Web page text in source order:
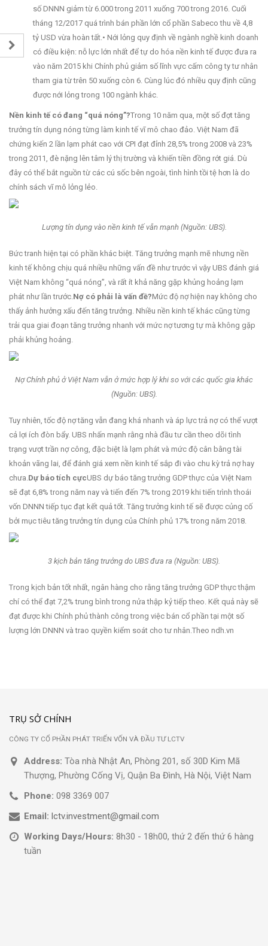
số DNNN giảm từ 6.000 trong 2011 xuống 700 trong 2016. Cuối
tháng 12/2017 quá trình bán phần lớn cổ phần Sabeco thu về 4,8
tỷ USD vừa hoàn tất.• Nới lỏng quy định về ngành nghề kinh doanh
có điều kiện: nỗ lực lớn nhất để tự do hóa nền kinh tế được đưa ra
vào năm 2015 khi Chính phủ giảm số lĩnh vực cấm công ty tư nhân
tham gia từ trên 50 xuống còn 6. Cùng lúc đó nhiều quy định cũng
được nới lỏng trong 100 ngành khác.
Nền kinh tế có đang “quá nóng”?Trong 10 năm qua, một số đợt tăng
trưởng tín dụng nóng từng làm kinh tế vĩ mô chao đảo. Việt Nam đã
chứng kiến 2 lần lạm phát cao với CPI đạt đỉnh 28,5% trong 2008 và 23%
trong 2011, đè nặng lên tâm lý thị trường và khiến tiền đồng rớt giá. Dù
đây có thể bắt nguồn từ các cú sốc bên ngoài, tình hình tồi tệ hơn là do
chính sách vĩ mô lỏng lẻo.
Lượng tín dụng vào nền kinh tế vẫn mạnh (Nguồn: UBS).
Bức tranh hiện tại có phần khác biệt. Tăng trưởng mạnh mẽ nhưng nền
kinh tế không chịu quá nhiều những vấn đề như trước vì vậy UBS đánh giá
Việt Nam không “quá nóng”, và rất ít khả năng gặp khủng hoảng lạm
phát như lần trước.Nợ có phải là vấn đề?Mức độ nợ hiện nay không cho
thấy ảnh hưởng xấu đến tăng trưởng. Nhiều nền kinh tế khác cũng từng
trải qua giai đoạn tăng trưởng nhanh với mức nợ tương tự mà không gặp
phải khủng hoảng.
Nợ Chính phủ ở Việt Nam vẫn ở mức hợp lý khi so với các quốc gia khác
(Nguồn: UBS).
Tuy nhiên, tốc độ nợ tăng vẫn đang khá nhanh và áp lực trả nợ có thể vượt
cả lợi ích đòn bẩy. UBS nhấn mạnh rằng nhà đầu tư cần theo dõi tình
trạng vượt trần nợ công, đặc biệt là lạm phát và mức độ cân bằng tài
khoản vãng lai, để đánh giá xem nền kinh tế sắp đi vào chu kỳ trả nợ hay
chưa.Dự báo tích cựcUBS dự báo tăng trưởng GDP thực của Việt Nam
sẽ đạt 6,8% trong năm nay và tiến đến 7% trong 2019 khi tiến trình thoái
vốn DNNN tiếp tục đạt kết quả tốt. Tăng trưởng kinh tế sẽ được củng cố
bởi mục tiêu tăng trưởng tín dụng của Chính phủ 17% trong năm 2018.
3 kịch bản tăng trưởng do UBS đưa ra (Nguồn: UBS).
Trong kịch bản tốt nhất, ngân hàng cho rằng tăng trưởng GDP thực thậm
chí có thể đạt 7,2% trung bình trong nửa thập kỷ tiếp theo. Kết quả này sẽ
đạt được khi Chính phủ thành công trong việc bán cổ phần tại một số
lượng lớn DNNN và trao quyền kiểm soát cho tư nhân.Theo ndh.vn
TRỤ SỞ CHÍNH
CÔNG TY CỔ PHẦN PHÁT TRIỂN VỐN VÀ ĐẦU TƯ LCTV
Address: Tòa nhà Nhật An, Phòng 201, số 30D Kim Mã
Thượng, Phường Cống Vị, Quận Ba Đình, Hà Nội, Việt Nam
Phone: 098 3369 007
Email: lctv.investment@gmail.com
Working Days/Hours: 8h30 - 18h00, thứ 2 đến thứ 6 hàng
tuần